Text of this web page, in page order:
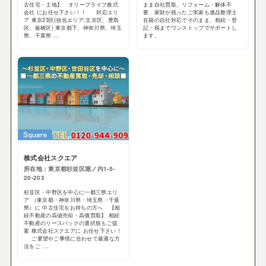
古住宅・土地】 オリーブライフ株式
会社 にお任せ下さい！！ 対応エリ
ア 東京23区(強化エリア:文京区、豊島
区、板橋区) 東京都下、神奈川県、埼玉
県、千葉県 ...
まま自社買取。リフォーム・解体不
要、家財が残ったご実家も遺品整理士
在籍の自社対応でそのまま、相続・登
記・税までワンストップでサポートし
ます。
株式会社スクエア
所在地：東京都杉並区堀ノ内1-5-
20-203
杉並区・中野区を中心に一都三県エリ
ア （東京都・神奈川県・埼玉県・千葉
県）に 中古住宅をお持ちの方へ 【相
続不動産の高値売却・高価買取】 相続
不動産のリースバックの選択肢もご提
案 株式会社スクエアに お任せ下さい！
ご要望やご事情に合わせて最適な方
法をご ...